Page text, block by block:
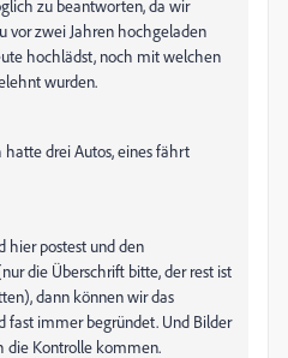
zu beantworten, da wir
vor zwei Jahren hochgeladen
hochlädst, noch mit welchen
wurden.
hatte drei Autos, eines fährt
hier postest und den
die Überschrift bitte, der rest ist
dann können wir das
fast immer begründet. Und Bilder
die Kontrolle kommen.